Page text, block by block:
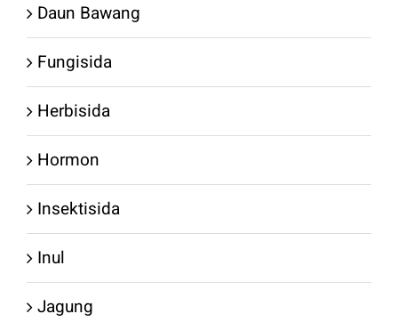
Daun Bawang
Fungisida
Herbisida
Hormon
Insektisida
Inul
Jagung